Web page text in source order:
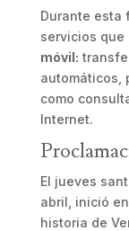
Durante esta
servicios que
móvil:
automáticos,
como
Internet.
El jueves
abril, inició
historia de